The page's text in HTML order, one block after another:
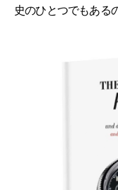
史のひとつでもある